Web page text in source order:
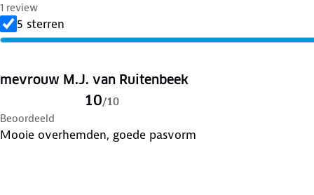
1 review
5 sterren
mevrouw M.J. van Ruitenbeek
10/10
Beoordeeld
Mooie overhemden, goede pasvorm